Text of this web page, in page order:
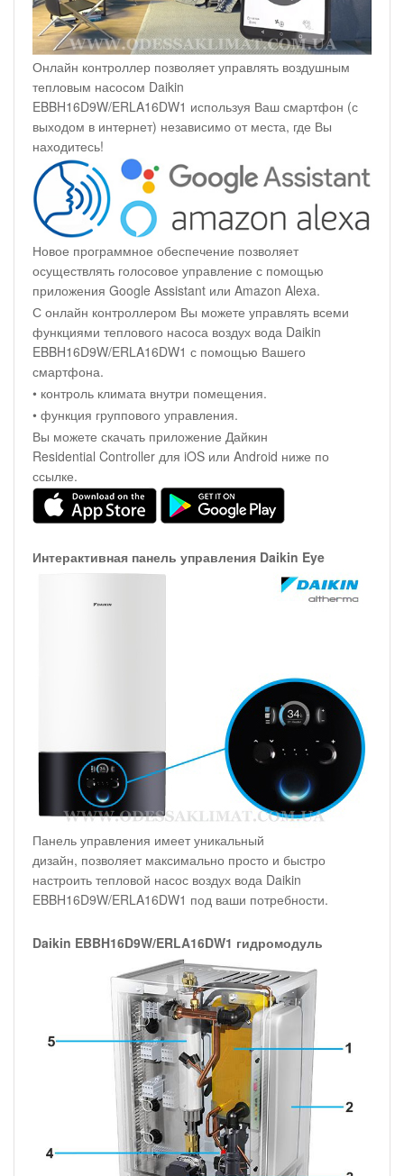
Онлайн контроллер позволяет управлять воздушным
тепловым насосом Daikin
EBBH16D9W/ERLA16DW1 используя Ваш смартфон (с
выходом в интернет) независимо от места, где Вы
находитесь!
Новое программное обеспечение позволяет
осуществлять голосовое управление с помощью
приложения Google Assistant или Amazon Alexa.
С онлайн контроллером Вы можете управлять всеми
функциями теплового насоса воздух вода Daikin
EBBH16D9W/ERLA16DW1 с помощью Вашего
смартфона.
• контроль климата внутри помещения.
• функция группового управления.
Вы можете скачать приложение Дайкин
Residential Controller для iOS или Android ниже по
ссылке.
Интерактивная панель управления Daikin Eye
Панель управления имеет уникальный
дизайн, позволяет максимально просто и быстро
настроить тепловой насос воздух вода Daikin
EBBH16D9W/ERLA16DW1 под ваши потребности.
Daikin EBBH16D9W/ERLA16DW1 гидромодуль